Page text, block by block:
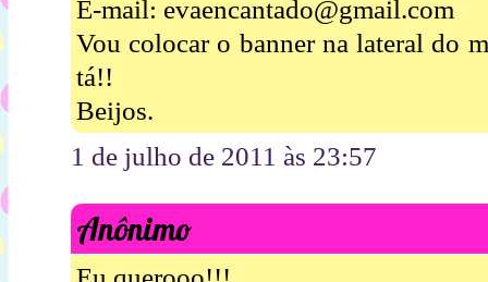
E-mail: evaencantado@gmail.com
Vou colocar o banner na lateral do
tá!!
Beijos.
1 de julho de 2011 às 23:57
Anônimo